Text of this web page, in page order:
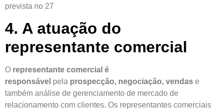
prevista no 27
4. A atuação do
representante comercial
O representante comercial é
responsável pela prospecção, negociação, vendas e
também análise de gerenciamento de mercado de
relacionamento com clientes. Os representantes comerciais